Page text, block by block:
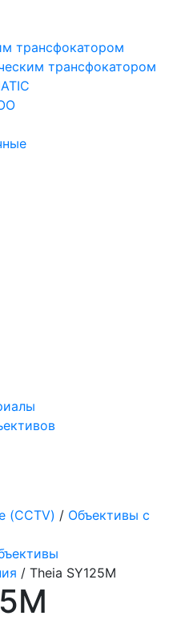
трансфокатором
трансфокатором
(CCTV) / Объективы с
/ Theia SY125M